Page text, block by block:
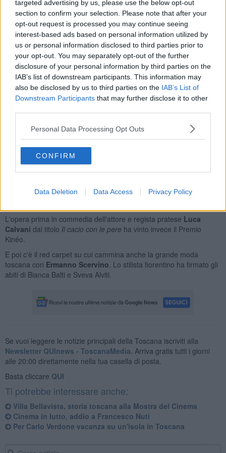
targeted advertising by us, please use the below opt-out
section to confirm your selection. Please note that after your
opt-out request is processed you may continue seeing
interest-based ads based on personal information utilized by
us or personal information disclosed to third parties prior to
your opt-out. You may separately opt-out of the further
disclosure of your personal information by third parties on the
IAB’s list of downstream participants. This information may
also be disclosed by us to third parties on the IAB’s List of
Downstream Participants that may further disclose it to other
Personal Data Processing Opt Outs
CONFIRM
Data Deletion Data Access Privacy Policy
I torrioni medievali diMagliano in Toscanasono protagonisti nel
documentarioLa bellezza dell’Italia minuta, prodotto da The Skill
Group e che verrà presentato giovedì 7 Settembre nel padiglione
della Regione Veneto. Nella stessa giornata verrà presentato
invece il cortometraggio "La Campanella", storia dell'istituto che
in Toscana, aBuggiano, accoglieva gli orfani dei vigili del fuoco.
Ancora un documentario arriva alla Mostra del Cinema di Venezia
con la firma del regista fiorentinoDuccio Chiarini: al centro la
Mette a segno una doppietta di presenze l'attrice fiorentinaAlba
Caterina Rohrwacher, a Venezia coi film di Stéphane Brizé
Finalmente l’Alba
Siena è alla Mostra del Cinema conFrancesca Inaudi. L'attrice è
un grande ritorno che col suoL’ordine del temposi ispira al saggio
L'opera prima in commedia dell'attore e regista pratese Luca
Calvani dal titolo Il cacio con le pere ha vinto invece il Premio
Kinéo.
E poi c'è il red carpet su cui cammina anche la grande moda
toscana con Ermanno Scervino . Lo stilista fiorentino ha firmato gli
abiti di Bianca Balti e Sveva Alviti.
Se vuoi leggere le notizie principali della Toscana iscriviti alla
Newsletter QUInews - ToscanaMedia. Arriva gratis tutti i giorni
alle 20:00 direttamente nella tua casella di posta.
Basta cliccare QUI
Ti potrebbe interessare anche:
Villa Bellavista, storia toscana alla Mostra del Cinema
Cinema in lutto, addio a Francesco Nuti
Per Carlo Verdone vacanza su un'isola in Toscana